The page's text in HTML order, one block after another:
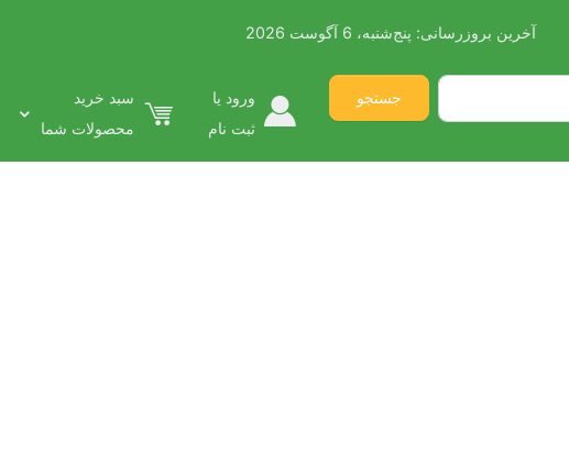
آخرین بروزرسانی: پنج‌شنبه، 6 آگوست 2026
جستجو
ورود یا
ثبت نام
سبد خرید
محصولات شما